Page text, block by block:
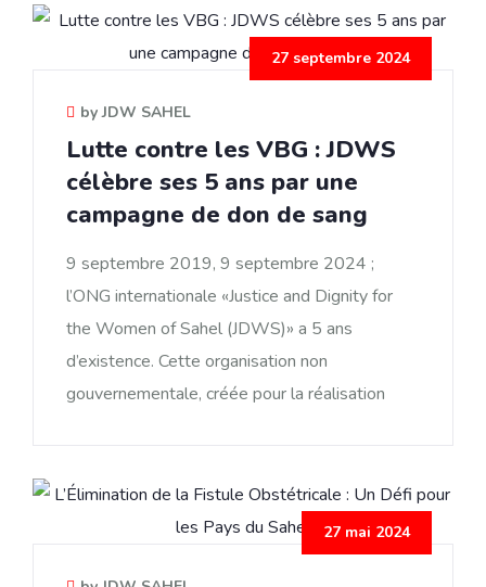
27 septembre 2024
by JDW SAHEL
Lutte contre les VBG : JDWS
célèbre ses 5 ans par une
campagne de don de sang
9 septembre 2019, 9 septembre 2024 ;
l’ONG internationale «Justice and Dignity for
the Women of Sahel (JDWS)» a 5 ans
d’existence. Cette organisation non
gouvernementale, créée pour la réalisation
27 mai 2024